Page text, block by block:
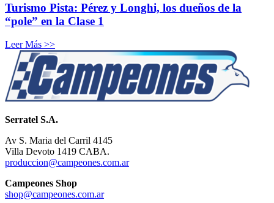
Turismo Pista: Pérez y Longhi, los dueños de la
“pole” en la Clase 1
Leer Más >>
Serratel S.A.
Av S. Maria del Carril 4145
Villa Devoto 1419 CABA.
produccion@campeones.com.ar
Campeones Shop
shop@campeones.com.ar